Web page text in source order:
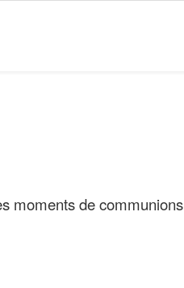
moments de communions